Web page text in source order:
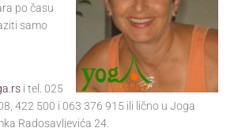
po času
samo
i tel. 025
422 500 i 063 376 915 ili lično u Joga
Radosavljevića 24.